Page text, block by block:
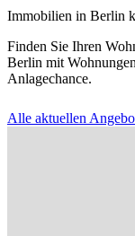
Immobilien in Berlin
Finden Sie Ihren
Berlin mit
Anlagechance.
Alle aktuellen